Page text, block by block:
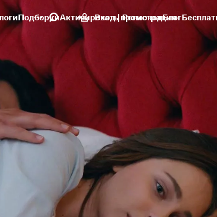
ПодборкиАктивировать промокодБлог
Вход | Регистрация